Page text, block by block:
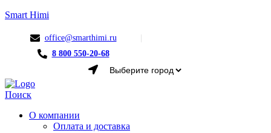
Smart Himi
8 800 550-20-68
office@smarthimi.ru
Menu
Поиск
О компании
Оплата и доставка